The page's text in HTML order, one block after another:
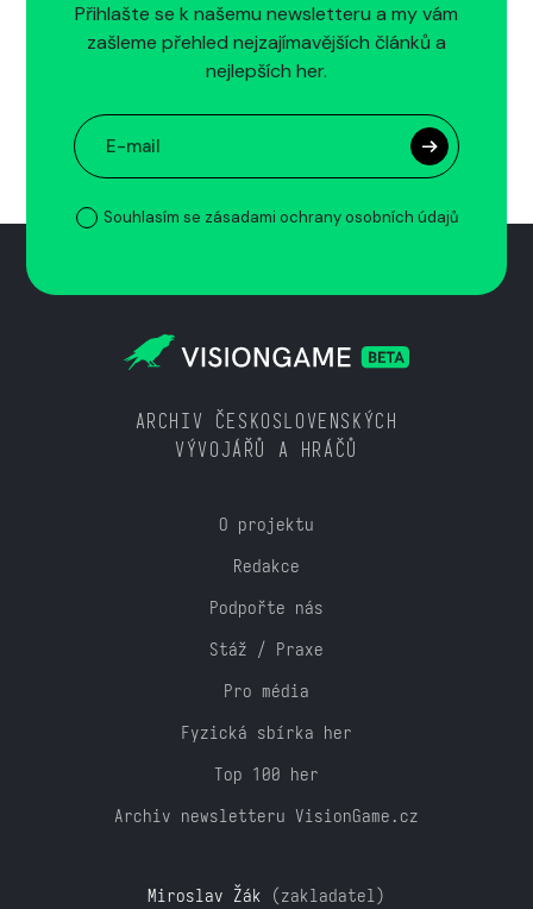
Přihlašte se k našemu newsletteru a my vám
zašleme přehled nejzajímavějších článků a
nejlepších her.
Souhlasím se zásadami ochrany osobních údajů
ARCHIV ČESKOSLOVENSKÝCH
VÝVOJÁŘŮ A HRÁČŮ
O projektu
Redakce
Podpořte nás
Stáž / Praxe
Pro média
Fyzická sbírka her
Top 100 her
Archiv newsletteru VisionGame.cz
Miroslav Žák (zakladatel)